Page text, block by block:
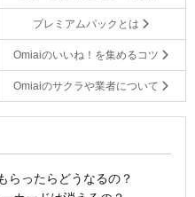
プレミアムパックとは
Omiaiのいいね！を集めるコツ
Omiaiのサクラや業者について
らったらどうなるの？